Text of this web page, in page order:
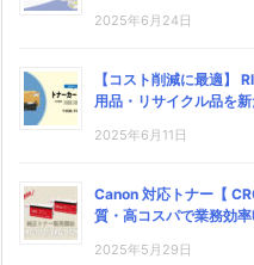
2025年6月24日
【コスト削減に最適】
用品・リサイクル品を
2025年6月11日
Canon 対応トナー【
質・高コスパで業務効
2025年5月29日